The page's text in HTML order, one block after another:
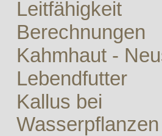
Leitfähigkeit
Berechnungen
Kahmhaut -
Lebendfutter
Kallus bei
Wasserpflanzen